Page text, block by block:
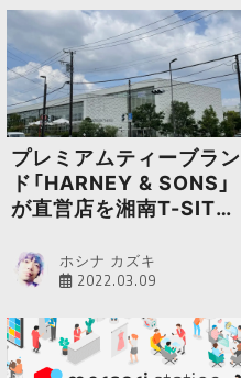
プレミアムティーブラン
ド「HARNEY & SONS」
が直営店を湘南T-SITE
ホシナ カズキ
2022.03.09